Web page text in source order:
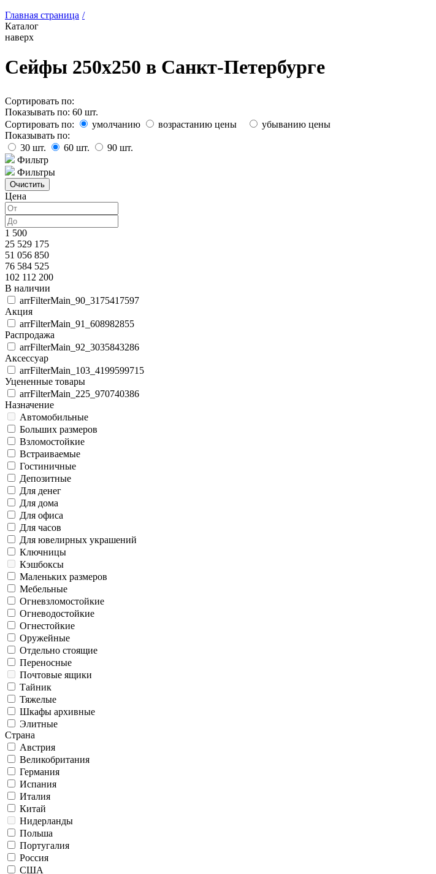
Главная страница /
Каталог
наверх
Сейфы 250х250 в Санкт-Петербурге
Сортировать по:
Показывать по: 60 шт.
Сортировать по:
умолчанию возрастанию цены
убыванию цены
Показывать по:
30 шт. 60 шт. 90 шт.
Фильтр
Фильтры
Цена
1 500
25 529 175
51 056 850
76 584 525
102 112 200
В наличии
arrFilterMain_90_3175417597
Акция
arrFilterMain_91_608982855
Распродажа
arrFilterMain_92_3035843286
Аксессуар
arrFilterMain_103_4199599715
Уцененные товары
arrFilterMain_225_970740386
Назначение
Автомобильные
Больших размеров
Взломостойкие
Встраиваемые
Гостиничные
Депозитные
Для денег
Для дома
Для офиса
Для часов
Для ювелирных украшений
Ключницы
Кэшбоксы
Маленьких размеров
Мебельные
Огневзломостойкие
Огневодостойкие
Огнестойкие
Оружейные
Отдельно стоящие
Переносные
Почтовые ящики
Тайник
Тяжелые
Шкафы архивные
Элитные
Страна
Австрия
Великобритания
Германия
Испания
Италия
Китай
Нидерланды
Польша
Португалия
Россия
США